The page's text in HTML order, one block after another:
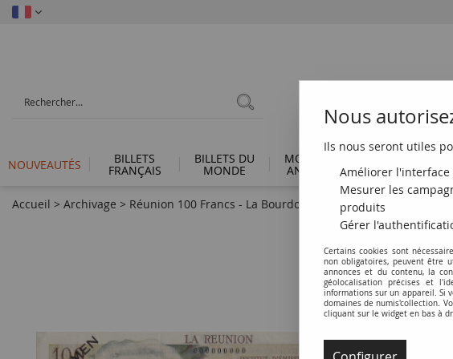
NOUVEAUTÉS BILLETS
FRANÇAIS
BILLETS DU
MONDE
MONNAIES
ANTIQUES FRANÇAISES
Accueil > Archivage > Réunion 100 Francs - La Bourdonnais - 1960 - Spécimen -
Nous
Ils nous seront utiles
Améliorer
Mesurer les
produits
Gérer
Certains cookies sont
non obligatoires, peuvent être
annonces et du contenu, la
géolocalisation précises et
informations sur un appareil. Si
domaines de numis'collection.
cliquant sur le widget en bas à